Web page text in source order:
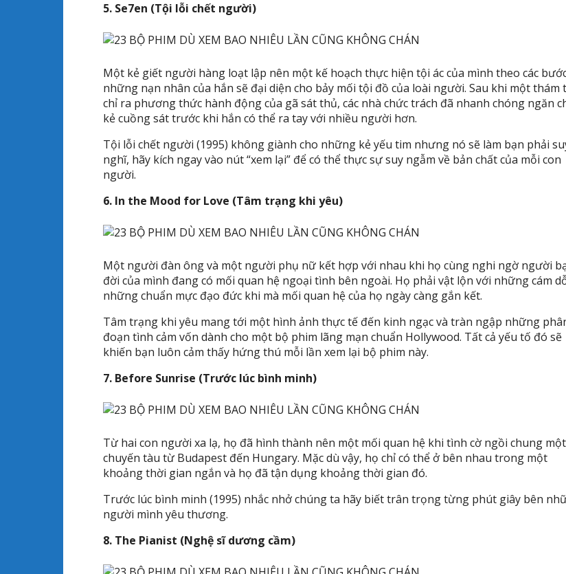
5. Se7en (Tội lỗi chết người)
Một kẻ giết người hàng loạt lập nên một kế hoạch thực hiện tội ác của mình theo các
những nạn nhân của hắn sẽ đại diện cho bảy mối tội đồ của loài người. Sau khi một thám
chỉ ra phương thức hành động của gã sát thủ, các nhà chức trách đã nhanh chóng ngăn
kẻ cuồng sát trước khi hắn có thể ra tay với nhiều người hơn.
Tội lỗi chết người (1995) không giành cho những kẻ yếu tim nhưng nó sẽ làm bạn phải
nghĩ, hãy kích ngay vào nút “xem lại” để có thể thực sự suy ngẫm về bản chất của mỗi con
người.
6. In the Mood for Love (Tâm trạng khi yêu)
Một người đàn ông và một người phụ nữ kết hợp với nhau khi họ cùng nghi ngờ người
đời của mình đang có mối quan hệ ngoại tình bên ngoài. Họ phải vật lộn với những cám
những chuẩn mực đạo đức khi mà mối quan hệ của họ ngày càng gắn kết.
Tâm trạng khi yêu mang tới một hình ảnh thực tế đến kinh ngạc và tràn ngập những
đoạn tình cảm vốn dành cho một bộ phim lãng mạn chuẩn Hollywood. Tất cả yếu tố đó sẽ
khiến bạn luôn cảm thấy hứng thú mỗi lần xem lại bộ phim này.
7. Before Sunrise (Trước lúc bình minh)
Từ hai con người xa lạ, họ đã hình thành nên một mối quan hệ khi tình cờ ngồi chung một
chuyến tàu từ Budapest đến Hungary. Mặc dù vậy, họ chỉ có thể ở bên nhau trong một
khoảng thời gian ngắn và họ đã tận dụng khoảng thời gian đó.
Trước lúc bình minh (1995) nhắc nhở chúng ta hãy biết trân trọng từng phút giây bên
người mình yêu thương.
8. The Pianist (Nghệ sĩ dương cầm)